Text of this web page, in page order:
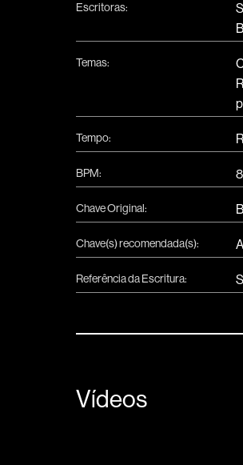
Escritoras:
Temas:
Tempo:
BPM:
Chave Original:
Chave(s) recomendada(s): A
Referência da Escritura:
Vídeos